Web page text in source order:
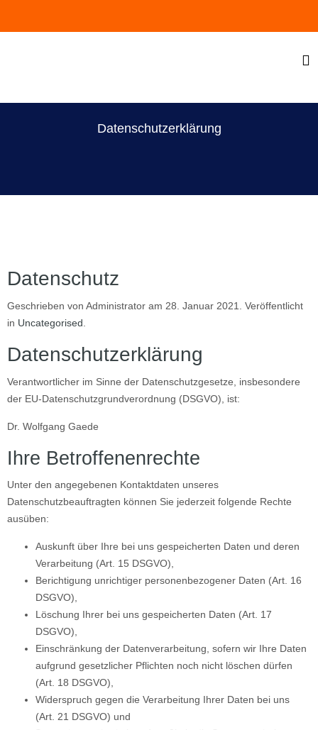
Datenschutzerklärung
Datenschutz
Geschrieben von Administrator am 28. Januar 2021. Veröffentlicht
in Uncategorised
Datenschutzerklärung
Verantwortlicher im Sinne der Datenschutzgesetze, insbesondere
der EU-Datenschutzgrundverordnung (DSGVO), ist:
Dr. Wolfgang Gaede
Ihre Betroffenenrechte
Unter den angegebenen Kontaktdaten unseres
Datenschutzbeauftragten können Sie jederzeit folgende Rechte
ausüben:
Auskunft über Ihre bei uns gespeicherten Daten und deren
Verarbeitung (Art. 15 DSGVO),
Berichtigung unrichtiger personenbezogener Daten (Art. 16
DSGVO),
Löschung Ihrer bei uns gespeicherten Daten (Art. 17
DSGVO),
Einschränkung der Datenverarbeitung, sofern wir Ihre Daten
aufgrund gesetzlicher Pflichten noch nicht löschen dürfen
(Art. 18 DSGVO),
Widerspruch gegen die Verarbeitung Ihrer Daten bei uns
(Art. 21 DSGVO) und